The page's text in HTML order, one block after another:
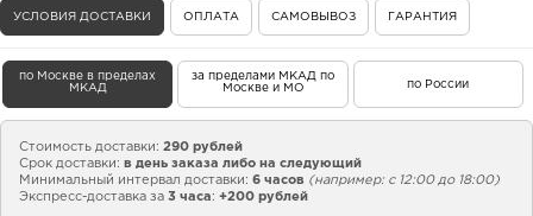
УСЛОВИЯ ДОСТАВКИ ОПЛАТА САМОВЫВОЗ ГАРАНТИЯ
по Москве в пределах
МКАД
за пределами МКАД по
Москве и МО
по России
Стоимость доставки: 290 рублей
Срок доставки: в день заказа либо на следующий
Минимальный интервал доставки: 6 часов (например: с 12:00 до 18:00)
Экспресс-доставка за 3 часа : +200 рублей